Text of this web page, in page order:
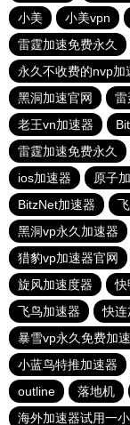
小美
小美vpn
雷霆加速免费永久
永久不收费的nvp加
黑洞加速官网
雷
老王vn加速器
雷霆加速免费永久
ios加速器
原子
BitzNet加速器
黑洞vp永久加速器
猎豹vp加速器官网
旋风加速度器
快
飞鸟加速器
快
暴雪vp永久免费加
小蓝鸟特推加速器
outline
落地机
海外加速器试用一